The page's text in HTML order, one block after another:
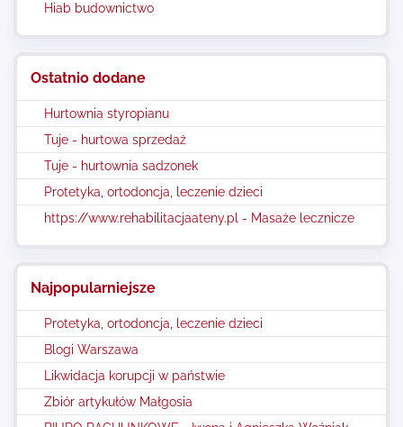
Hiab budownictwo
Ostatnio dodane
Hurtownia styropianu
Tuje - hurtowa sprzedaż
Tuje - hurtownia sadzonek
Protetyka, ortodoncja, leczenie dzieci
https://www.rehabilitacjaateny.pl - Masaże lecznicze
Najpopularniejsze
Protetyka, ortodoncja, leczenie dzieci
Blogi Warszawa
Likwidacja korupcji w państwie
Zbiór artykułów Małgosia